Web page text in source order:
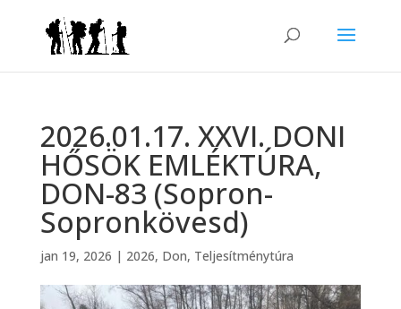
2026.01.17. XXVI. DONI
HŐSÖK EMLÉKTÚRA,
DON-83 (Sopron-
Sopronkövesd)
jan 19, 2026 | 2026, Don, Teljesítménytúra